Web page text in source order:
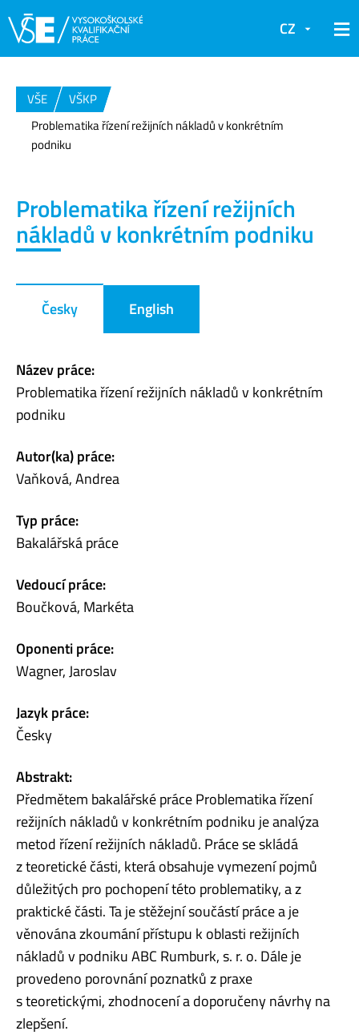
CZ
VŠE
VŠKP
Problematika řízení režijních nákladů v konkrétním
podniku
Problematika řízení režijních
nákladů v konkrétním podniku
Česky English
Název práce:
Problematika řízení režijních nákladů v konkrétním
podniku
Autor(ka) práce:
Vaňková, Andrea
Typ práce:
Bakalářská práce
Vedoucí práce:
Boučková, Markéta
Oponenti práce:
Wagner, Jaroslav
Jazyk práce:
Česky
Abstrakt:
Předmětem bakalářské práce Problematika řízení
režijních nákladů v konkrétním podniku je analýza
metod řízení režijních nákladů. Práce se skládá
z teoretické části, která obsahuje vymezení pojmů
důležitých pro pochopení této problematiky, a z
praktické části. Ta je stěžejní součástí práce a je
věnována zkoumání přístupu k oblasti režijních
nákladů v podniku ABC Rumburk, s. r. o. Dále je
provedeno porovnání poznatků z praxe
s teoretickými, zhodnocení a doporučeny návrhy na
zlepšení.